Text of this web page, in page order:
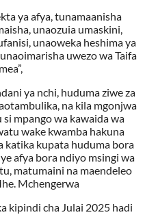
ya afya, tunamaanisha
unaozuia umaskini,
unaoweka heshima ya
uwezo wa Taifa
ya nchi, huduma ziwe za
na kila mgonjwa
mpango wa kawaida wa
wake kwamba hakuna
katika kupata huduma bora
afya bora ndiyo msingi wa
matumaini na maendeleo
Mchengerwa
kipindi cha Julai 2025 hadi